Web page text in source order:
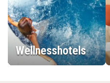
Wellnesshotels